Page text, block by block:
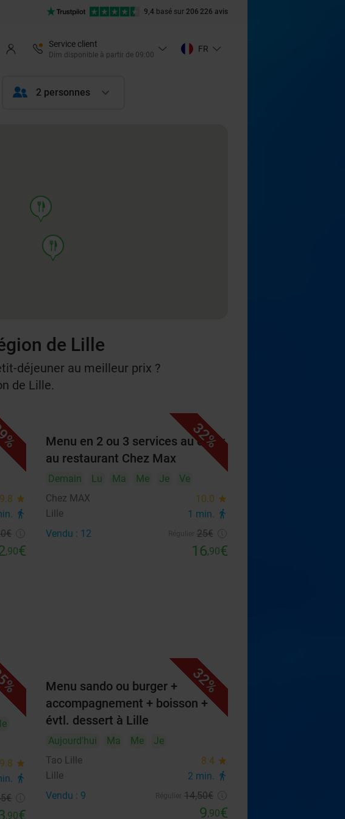
9,4 basé sur 206 226 avis
Service client
Dim disponible à partir de 09:00
FR
2 personnes
food
food
de Lille
déjeuner au meilleur prix ?
de Lille.
9.8 star
directions_walk
€
,90€
32%
Menu en 2 ou 3 services au choix
au restaurant Chez Max
Demain Lu Ma Me Je
Ve
Chez MAX
10.0 star
Lille 1 min. directions_walk
Vendu : 12 25€
16,90€
9.8 star
directions_walk
€
,90€
32%
Menu sando ou burger +
accompagnement + boisson +
évtl. dessert à Lille
Aujourd'hui Ma Me
Je
Tao Lille
8.4 star
Lille 2 min. directions_walk
Vendu : 9 14,50€
9,90€